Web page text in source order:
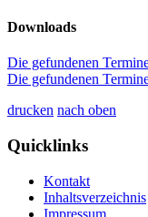
Downloads
Die gefundenen
Die gefundenen
drucken nach oben
Quicklinks
Kontakt
Inhaltsverzeichnis
Impressum